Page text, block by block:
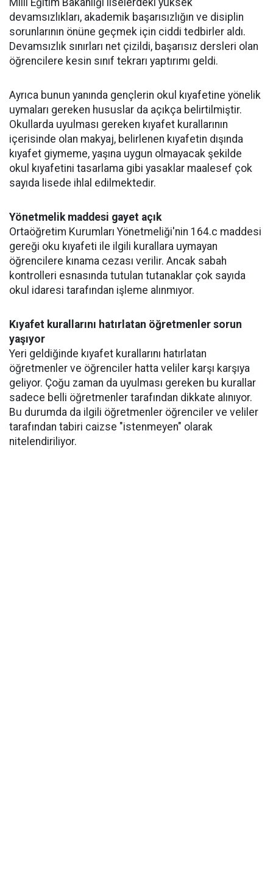
Milli Eğitim Bakanlığı liselerdeki yüksek
devamsızlıkları, akademik başarısızlığın ve disiplin
sorunlarının önüne geçmek için ciddi tedbirler aldı.
Devamsızlık sınırları net çizildi, başarısız dersleri olan
öğrencilere kesin sınıf tekrarı yaptırımı geldi.
Ayrıca bunun yanında gençlerin okul kıyafetine yönelik
uymaları gereken hususlar da açıkça belirtilmiştir.
Okullarda uyulması gereken kıyafet kurallarının
içerisinde olan makyaj, belirlenen kıyafetin dışında
kıyafet giymeme, yaşına uygun olmayacak şekilde
okul kıyafetini tasarlama gibi yasaklar maalesef çok
sayıda lisede ihlal edilmektedir.
Yönetmelik maddesi gayet açık
Ortaöğretim Kurumları Yönetmeliği'nin 164.c maddesi
gereği oku kıyafeti ile ilgili kurallara uymayan
öğrencilere kınama cezası verilir. Ancak sabah
kontrolleri esnasında tutulan tutanaklar çok sayıda
okul idaresi tarafından işleme alınmıyor.
Kıyafet kurallarını hatırlatan öğretmenler sorun
yaşıyor
Yeri geldiğinde kıyafet kurallarını hatırlatan
öğretmenler ve öğrenciler hatta veliler karşı karşıya
geliyor. Çoğu zaman da uyulması gereken bu kurallar
sadece belli öğretmenler tarafından dikkate alınıyor.
Bu durumda da ilgili öğretmenler öğrenciler ve veliler
tarafından tabiri caizse "istenmeyen" olarak
nitelendiriliyor.